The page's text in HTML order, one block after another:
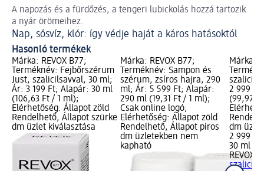
A napozás és a fürdőzés, a tengeri lubickolás hozzá tartozik
a nyár örömeihez.
Nap, sósvíz, klór: így védje haját a káros hatásoktól
Hasonló termékek
Márka: REVOX B77;
Terméknév: Fejbőrszérum
Just, szalicilsavval, 30 ml;
Ár: 3 199 Ft; Alapár: 30 ml
(106,63 Ft / 1 ml);
Elérhetőség: Állapot zöld
Rendelhető, Állapot szürke
dm üzlet kiválasztása
Márka: REVOX B77;
Terméknév: Sampon és
szérum, zsíros hajra, 290
ml; Ár: 5 599 Ft; Alapár:
290 ml (19,31 Ft / 1 ml);
Csak online logó;
Elérhetőség: Állapot zöld
Rendelhető, Állapot piros
dm üzletekben nem
kapható
Márka:
2 999
(99,97
dm
2 999 Ft
30 ml
REVOX